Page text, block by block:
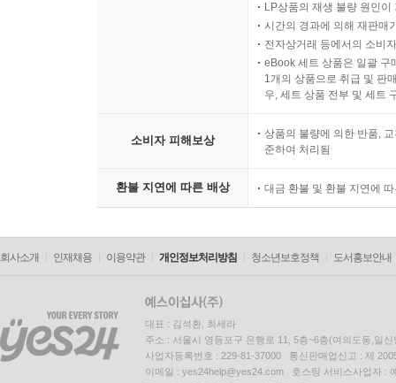
LP상품의 재생 불량 원인
시간의 경과에 의해 재판매
전자상거래 등에서의 소비
eBook 세트 상품은 일괄 구
1개의 상품으로 취급 및 판
우, 세트 상품 전부 및 세트
소비자 피해보상
상품의 불량에 의한 반품,
준하여 처리됨
환불 지연에 따른 배상 대금 환불 및 환불 지연에
회사소개 인재채용 이용약관 개인정보처리방침 청소년보호정책 도서홍보안내
대표 : 김석환, 최세라
주소 : 서울시 영등포구 은행로 11, 5층~6층(여의도동,일신
사업자등록번호 : 229-81-37000 통신판매업신고 : 제
이메일 : yes24help@yes24.com 호스팅 서비스사업자 :